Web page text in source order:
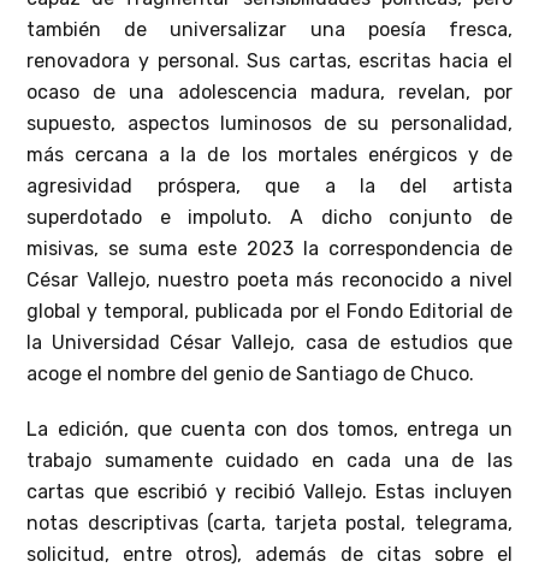
también de universalizar una poesía fresca,
renovadora y personal. Sus cartas, escritas hacia el
ocaso de una adolescencia madura, revelan, por
supuesto, aspectos luminosos de su personalidad,
más cercana a la de los mortales enérgicos y de
agresividad próspera, que a la del artista
superdotado e impoluto. A dicho conjunto de
misivas, se suma este 2023 la correspondencia de
César Vallejo, nuestro poeta más reconocido a nivel
global y temporal, publicada por el Fondo Editorial de
la Universidad César Vallejo, casa de estudios que
acoge el nombre del genio de Santiago de Chuco.
La edición, que cuenta con dos tomos, entrega un
trabajo sumamente cuidado en cada una de las
cartas que escribió y recibió Vallejo. Estas incluyen
notas descriptivas (carta, tarjeta postal, telegrama,
solicitud, entre otros), además de citas sobre el